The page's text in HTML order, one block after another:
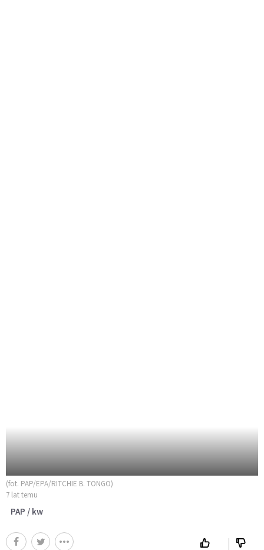
(fot. PAP/EPA/RITCHIE B. TONGO)
7 lat temu
PAP / kw